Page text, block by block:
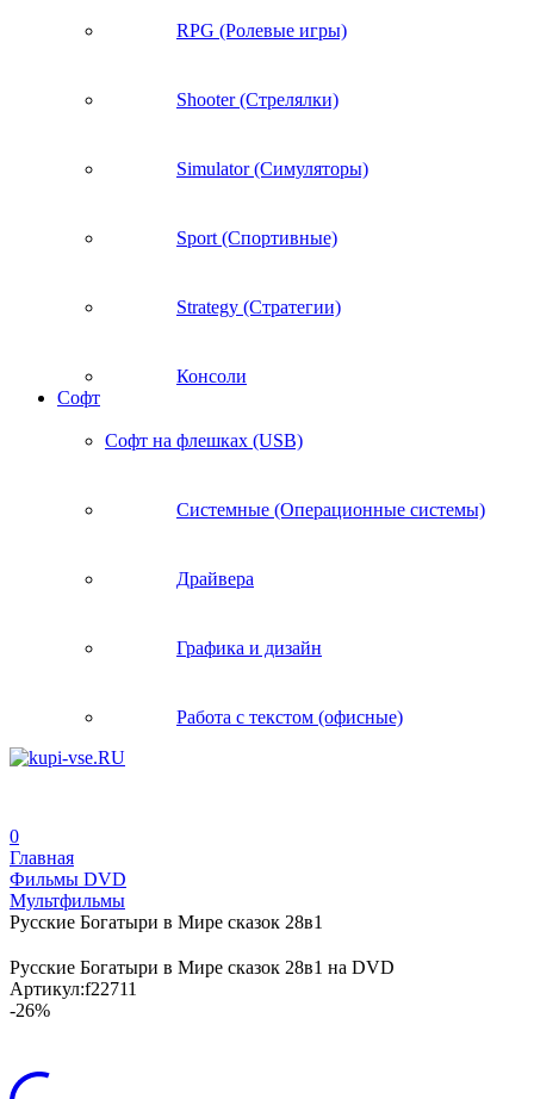
RPG (Ролевые игры)
Shooter (Стрелялки)
Simulator (Симуляторы)
Sport (Спортивные)
Strategy (Стратегии)
Консоли
Софт
Софт на флешках (USB)
Системные (Операционные системы)
Драйвера
Графика и дизайн
Работа с текстом (офисные)
0
Главная
Фильмы DVD
Мультфильмы
Русские Богатыри в Мире сказок 28в1
Русские Богатыри в Мире сказок 28в1 на DVD
Артикул:f22711
-26%